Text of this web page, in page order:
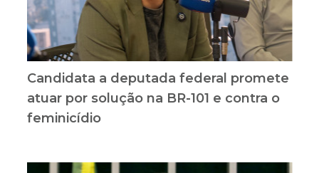
Candidata a deputada federal promete
atuar por solução na BR-101 e contra o
feminicídio